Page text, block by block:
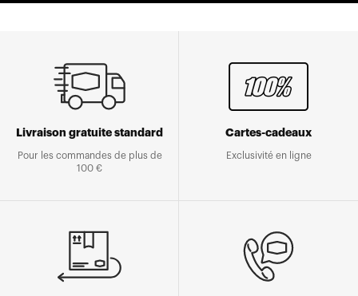
Livraison gratuite standard
Pour les commandes de plus de
100 €
Cartes-cadeaux
Exclusivité en ligne